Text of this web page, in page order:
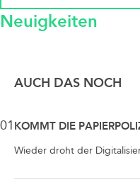
Neuigkeiten
AUCH DAS NOCH
01 KOMMT DIE
Wieder droht der